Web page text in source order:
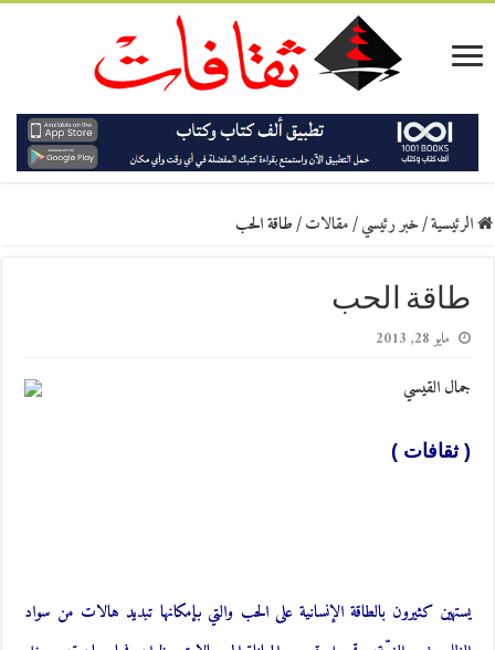
الرئيسية/خبر رئيسي/مقالات/طاقة الحب
طاقة الحب
مايو 28, 2013
جمال القيسي
( ثقافات )
يستهين كثيرون بالطاقة الإنسانية على الحب والتي بإمكانها تبديد هالات من سواد